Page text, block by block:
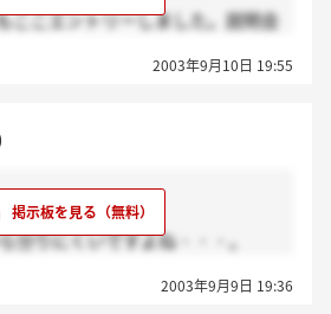
ここエントリーしました。説明会
2003年9月10日 19:55
分りにくいですよね・・・。
気にしてなかったけど、最近気に
2003年9月9日 19:36